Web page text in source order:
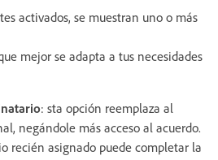
activados, se muestran uno o más
mejor se adapta a tus necesidades
: sta opción reemplaza al
negándole más acceso al acuerdo.
recién asignado puede completar la